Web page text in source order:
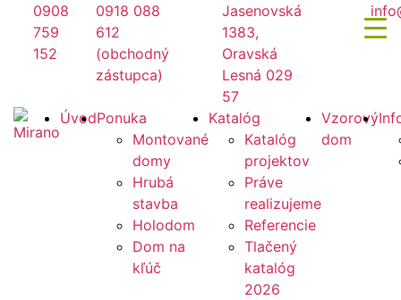
Preskočiť
obsah
0908
759
152
0918 088
612
(obchodný
zástupca)
Jasenovská
1383,
Oravská
Lesná 029
57
Mirano
ÚvodPonuka
Montované
domy
Hrubá
stavba
Holodom
Dom na
kľúč
Katalóg
Katalóg
projektov
Práve
realizujeme
Referencie
Tlačený
katalóg
2026
Vzorový
dom